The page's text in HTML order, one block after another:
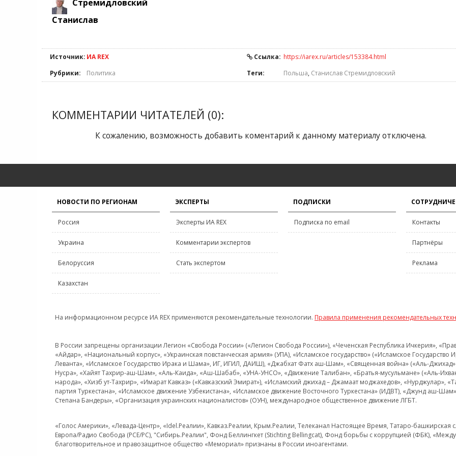
Стремидловский
Станислав
Источник: ИА REX Ссылка: https://iarex.ru/articles/153384.html
Рубрики:
Политика Теги: Польша, Станислав Стремидловский
КОММЕНТАРИИ ЧИТАТЕЛЕЙ (0):
К сожалению, возможность добавить коментарий к данному материалу отключена.
НОВОСТИ ПО РЕГИОНАМ
Россия
Украина
Белоруссия
Казахстан
ЭКСПЕРТЫ
Эксперты ИА REX
Комментарии экспертов
Стать экспертом
ПОДПИСКИ
Подписка по email Контакты
Партнёры
Реклама
На информационном ресурсе ИА REX применяются рекомендательные технологии. Правила применения рекомендательных
В России запрещены организации Легион «Свобода России» («Легион Свобода России»), «Чеченская Республика Ичкерия»,
«Айдар», «Национальный корпус», «Украинская повстанческая армия» (УПА), «Исламское государство» («Исламское
Леванта», «Исламское Государство Ирака и Шама», ИГ, ИГИЛ, ДАИШ), «Джабхат Фатх аш-Шам», «Священная война» («Аль-Джихад»
Нусра», «Хайят Тахрир-аш-Шам», «Аль-Каида», «Аш-Шабаб», «УНА-УНСО», «Движение Талибан», «Братья-мусульмане» («Аль-
народа», «Хизб ут-Тахрир», «Имарат Кавказ» («Кавказский Эмират»), «Исламский джихад – Джамаат моджахедов», «Нурджулар»,
партия Туркестана», «Исламское движение Узбекистана», «Исламское движение Восточного Туркестана» (ИДВТ), «Джунд аш-
Степана Бандеры», «Организация украинских националистов» (ОУН), международное общественное движение ЛГБТ.
«Голос Америки», «Левада-Центр», «Idel.Реалии», Кавказ.Реалии, Крым.Реалии, Телеканал Настоящее Время, Татаро-
Европа/Радио Свобода (PCE/PC), "Сибирь.Реалии", Фонд Беллингкет (Stichting Bellingcat), Фонд борьбы с коррупцией (ФБК),
благотворительное и правозащитное общество «Мемориал» признаны в России иноагентами.